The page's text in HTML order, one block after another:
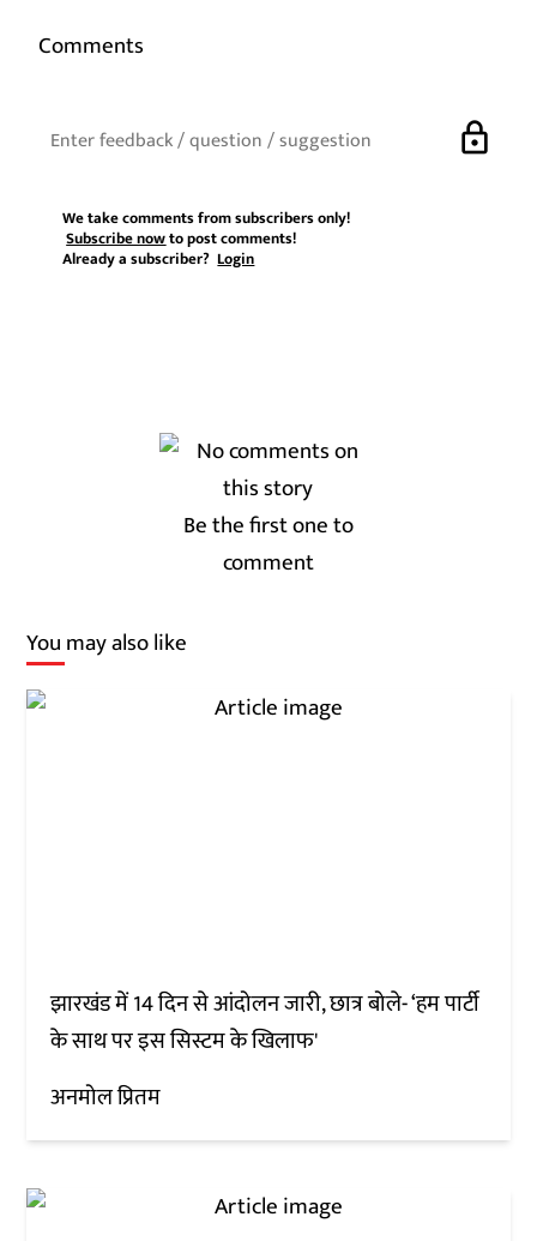
Comments
lock
We take comments from subscribers only!
Subscribe nowto post comments!
Already a subscriber?Login
Be the first one to
comment
You may also like
झारखंड में 14 दिन से आंदोलन जारी, छात्र बोले- ‘हम पार्टी
के साथ पर इस सिस्टम के खिलाफ'
अनमोल प्रितम